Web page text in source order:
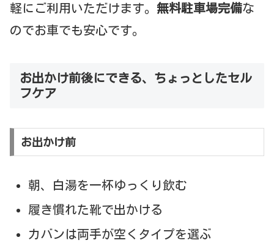
軽にご利用いただけます。 無料駐車場完備な
のでお車でも安心です。
お出かけ前後にできる、ちょっとしたセル
フケア
お出かけ前
朝、白湯を一杯ゆっくり飲む
履き慣れた靴で出かける
カバンは両手が空くタイプを選ぶ